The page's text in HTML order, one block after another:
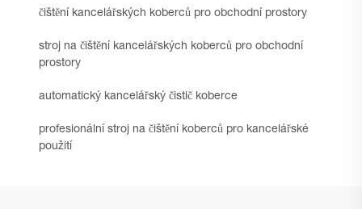
čištění kancelářských koberců pro obchodní prostory
stroj na čištění kancelářských koberců pro obchodní
prostory
automatický kancelářský čistič koberce
profesionální stroj na čištění koberců pro kancelářské
použití